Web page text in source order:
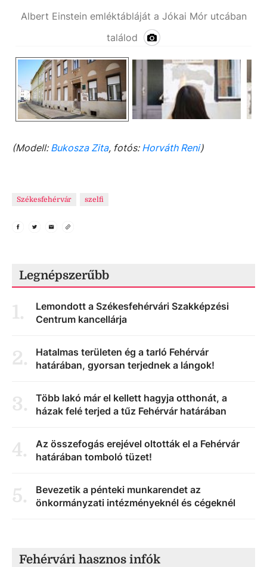
Albert Einstein emléktábláját a Jókai Mór utcában
találod
(Modell: Bukosza Zita, fotós: Horváth Reni)
Székesfehérvár szelfi
Legnépszerűbb
1.
Lemondott a Székesfehérvári Szakképzési
Centrum kancellárja
2.
Hatalmas területen ég a tarló Fehérvár
határában, gyorsan terjednek a lángok!
3.
Több lakó már el kellett hagyja otthonát, a
házak felé terjed a tűz Fehérvár határában
4.
Az összefogás erejével oltották el a Fehérvár
határában tomboló tüzet!
5.
Bevezetik a pénteki munkarendet az
önkormányzati intézményeknél és cégeknél
Fehérvári hasznos infók